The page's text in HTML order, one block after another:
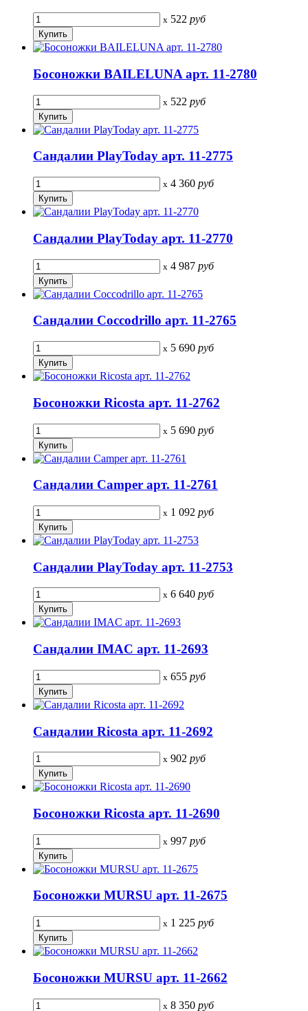
x 522 руб
Босоножки BAILELUNA арт. 11-2780
x 522 руб
Сандалии PlayToday арт. 11-2775
x 4 360 руб
Сандалии PlayToday арт. 11-2770
x 4 987 руб
Сандалии Coccodrillo арт. 11-2765
x 5 690 руб
Босоножки Ricosta арт. 11-2762
x 5 690 руб
Сандалии Camper арт. 11-2761
x 1 092 руб
Сандалии PlayToday арт. 11-2753
x 6 640 руб
Сандалии IMAC арт. 11-2693
x 655 руб
Сандалии Ricosta арт. 11-2692
x 902 руб
Босоножки Ricosta арт. 11-2690
x 997 руб
Босоножки MURSU арт. 11-2675
x 1 225 руб
Босоножки MURSU арт. 11-2662
x 8 350 руб